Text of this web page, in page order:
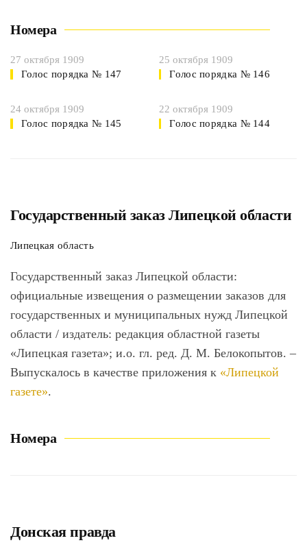
Номера
27 октября 1909
Голос порядка № 147
25 октября 1909
Голос порядка № 146
24 октября 1909
Голос порядка № 145
22 октября 1909
Голос порядка № 144
Государственный заказ Липецкой области
Липецкая область
Государственный заказ Липецкой области:
официальные извещения о размещении заказов для
государственных и муниципальных нужд Липецкой
области / издатель: редакция областной газеты
«Липецкая газета»; и.о. гл. ред. Д. М. Белокопытов. –
Выпускалось в качестве приложения к «Липецкой
газете».
Номера
Донская правда